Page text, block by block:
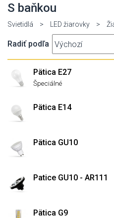
S baňkou
Svietidlá > LED žiarovky >
Radiť podľa
Pätica E27
Špeciálné
Pätica E14
Pätica GU10
Patice GU10 - AR111
Pätica G9